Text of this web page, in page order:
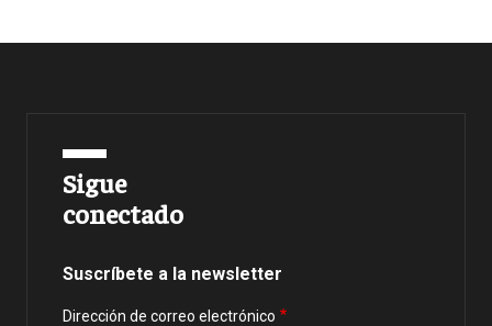
Sigue
conectado
Suscríbete a la newsletter
Dirección de correo electrónico